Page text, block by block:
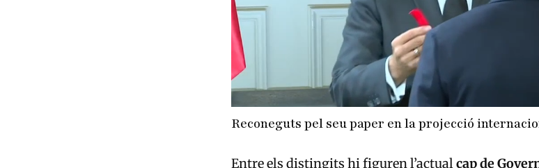
Reconeguts pel seu paper en la projecció
Entre els distingits hi figuren l’actual cap de